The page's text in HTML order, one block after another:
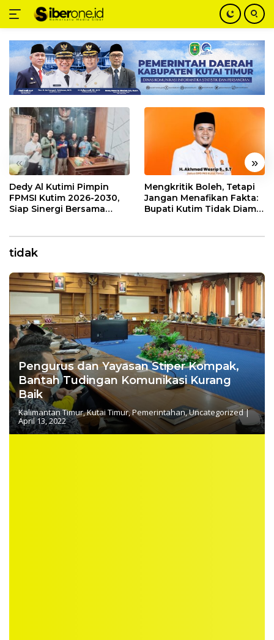
konten
« »
Dedy Al Kutimi Pimpin
FPMSI Kutim 2026-2030,
Siap Sinergi Bersama
Mengkritik Boleh, Tetapi
Jangan Menafikan Fakta:
Bupati Kutim Tidak Diam
tidak
Pengurus dan Yayasan Stiper Kompak,
Bantah Tudingan Komunikasi Kurang
Baik
Kalimantan Timur,Kutai Timur,Pemerintahan,Uncategorized|
April 13, 2022